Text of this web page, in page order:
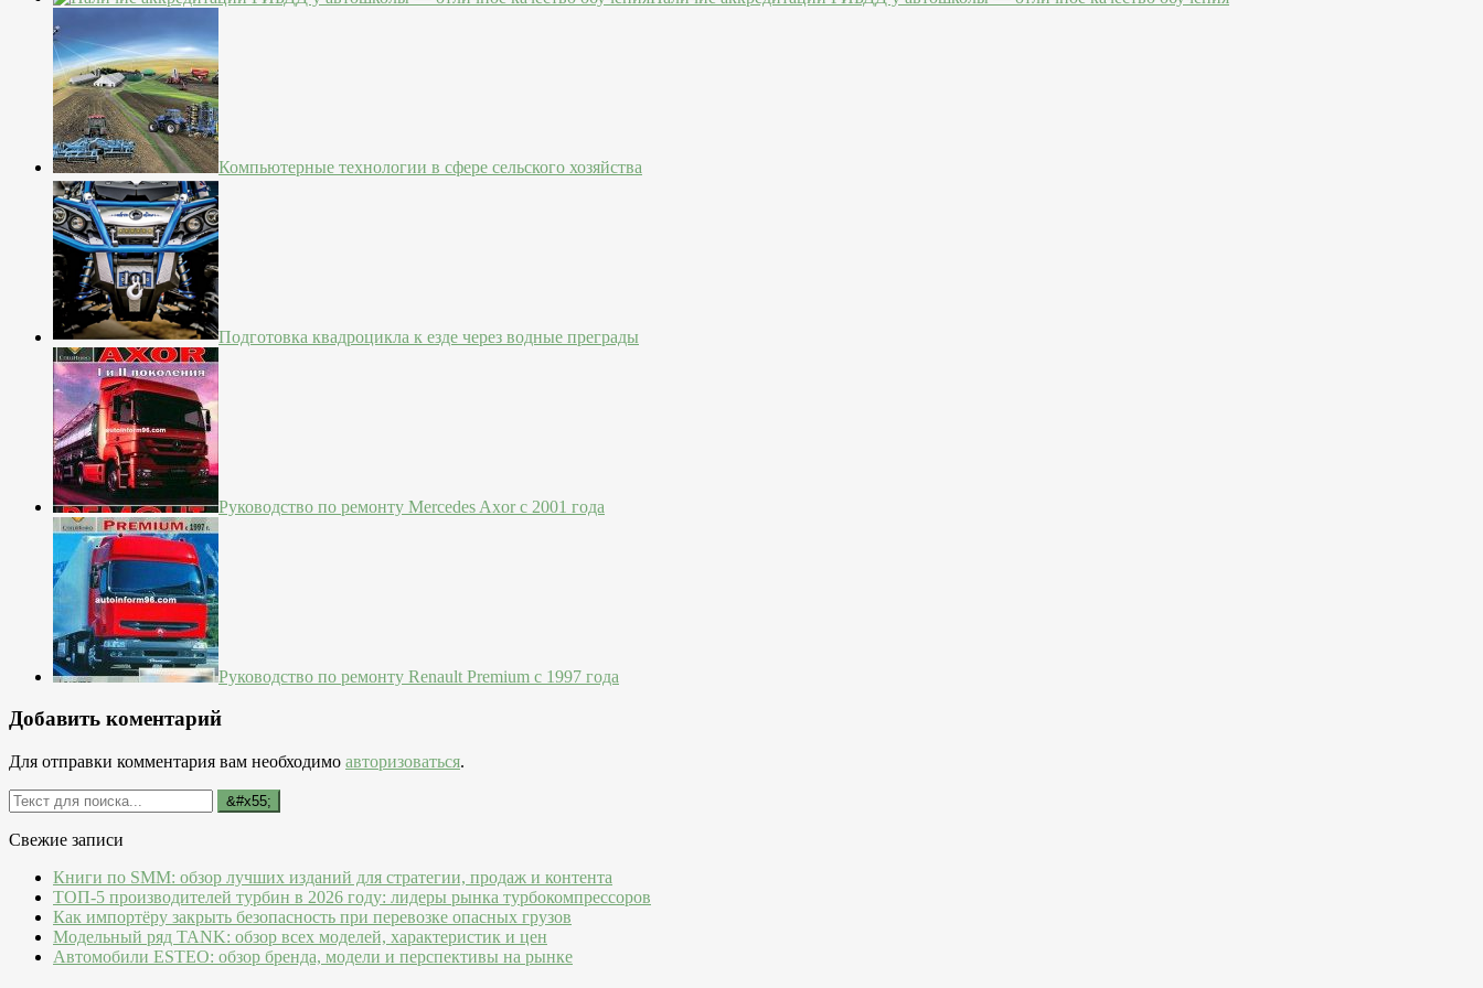
Компьютерные технологии в сфере сельского хозяйства
Подготовка квадроцикла к езде через водные преграды
Руководство по ремонту Mercedes Axor с 2001 года
Руководство по ремонту Renault Premium с 1997 года
Добавить коментарий
Для отправки комментария вам необходимо авторизоваться.
Свежие записи
Книги по SMM: обзор лучших изданий для стратегии, продаж и контента
ТОП-5 производителей турбин в 2026 году: лидеры рынка турбокомпрессоров
Как импортёру закрыть безопасность при перевозке опасных грузов
Модельный ряд TANK: обзор всех моделей, характеристик и цен
Автомобили ESTEO: обзор бренда, модели и перспективы на рынке